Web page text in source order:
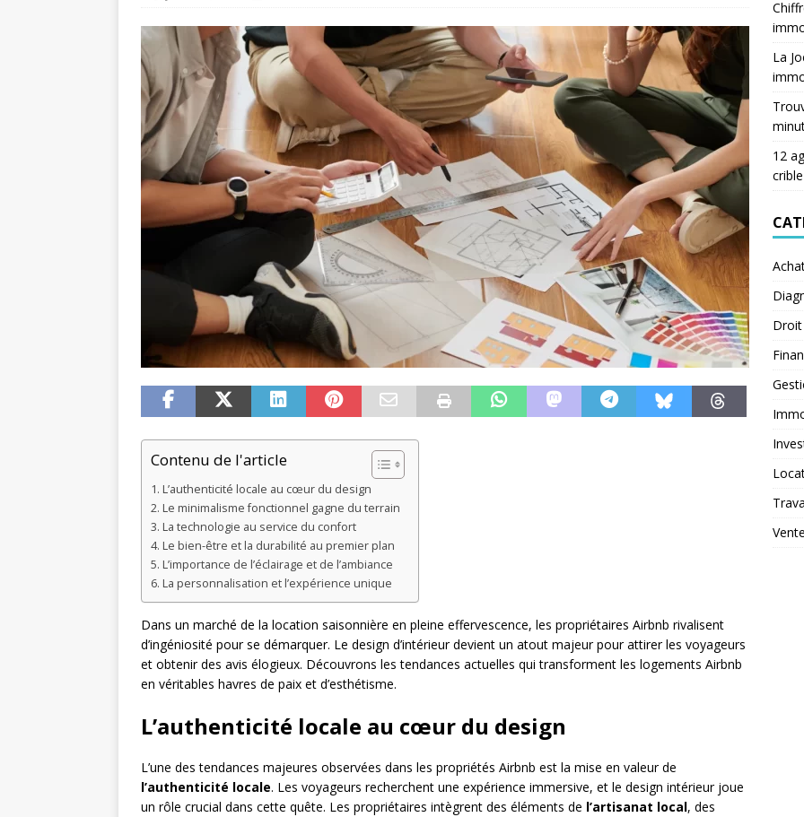
Contenu de l'article
L’authenticité locale au cœur du design
Le minimalisme fonctionnel gagne du terrain
La technologie au service du confort
Le bien-être et la durabilité au premier plan
L’importance de l’éclairage et de l’ambiance
La personnalisation et l’expérience unique
Dans un marché de la location saisonnière en pleine effervescence, les propriétaires Airbnb rivalisent
d’ingéniosité pour se démarquer. Le design d’intérieur devient un atout majeur pour attirer les voyageurs
et obtenir des avis élogieux. Découvrons les tendances actuelles qui transforment les logements Airbnb
en véritables havres de paix et d’esthétisme.
L’authenticité locale au cœur du design
L’une des tendances majeures observées dans les propriétés Airbnb est la mise en valeur de
l’authenticité locale. Les voyageurs recherchent une expérience immersive, et le design intérieur joue
un rôle crucial dans cette quête. Les propriétaires intègrent des éléments de l’artisanat local, des
La
12
crible
Droit
Vente